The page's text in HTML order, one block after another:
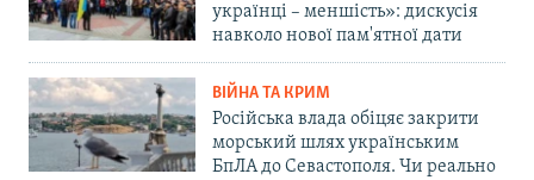
українці – меншість»: дискусія
навколо нової пам'ятної дати
ВІЙНА ТА КРИМ
Російська влада обіцяє закрити
морський шлях українським
БпЛА до Севастополя. Чи реально